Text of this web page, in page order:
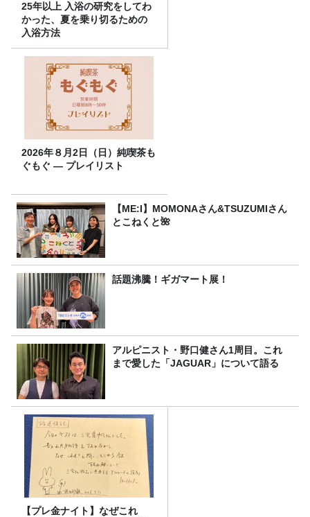
25年以上 入浴の研究をしてわ
かった、夏を乗り切るための
入浴方法
2026年８月2日（日）純喫茶も
ぐもぐ ― プレイリスト
【ME:I】MOMONAさん&TSUZUMIさん
とこねくと🌺
話題沸騰！ギガマート展！
アルピニスト・野口健さん1周目。これ
まで愛した「JAGUAR」について語る
【プレ金ナイト】なぜこれ